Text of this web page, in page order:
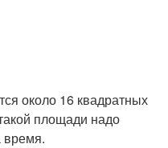
около 16 квадратных
площади надо
время.